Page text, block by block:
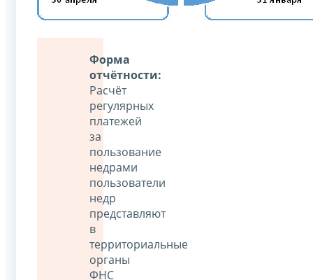
Форма
отчётности:
Расчёт
регулярных
платежей
за
пользование
недрами
пользователи
недр
представляют
в
территориальные
органы
ФНС